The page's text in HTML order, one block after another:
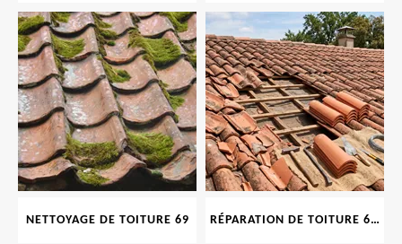
NETTOYAGE DE TOITURE 69 RÉPARATION DE TOITURE 69 RHONE, TUILES CASSÉES OU ABIMÉES